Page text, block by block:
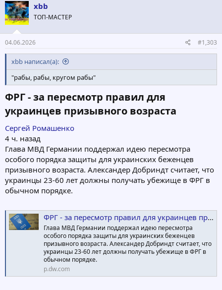
xbb
ТОП-МАСТЕР
04.06.2026 #1,303
xbb написал(а):
"рабы, рабы, кругом рабы"
ФРГ - за пересмотр правил для
украинцев призывного возраста​
Сергей Ромашенко
4 ч. назад
Глава МВД Германии поддержал идею пересмотра
особого порядка защиты для украинских беженцев
призывного возраста. Александер Добриндт считает, что
украинцы 23-60 лет должны получать убежище в ФРГ в
обычном порядке.
ФРГ - за пересмотр правил для украинцев призывного возраста
Глава МВД Германии поддержал идею пересмотра
особого порядка защиты для украинских беженцев
призывного возраста. Александер Добриндт считает, что
украинцы 23-60 лет должны получать убежище в ФРГ в
обычном порядке.
p.dw.com